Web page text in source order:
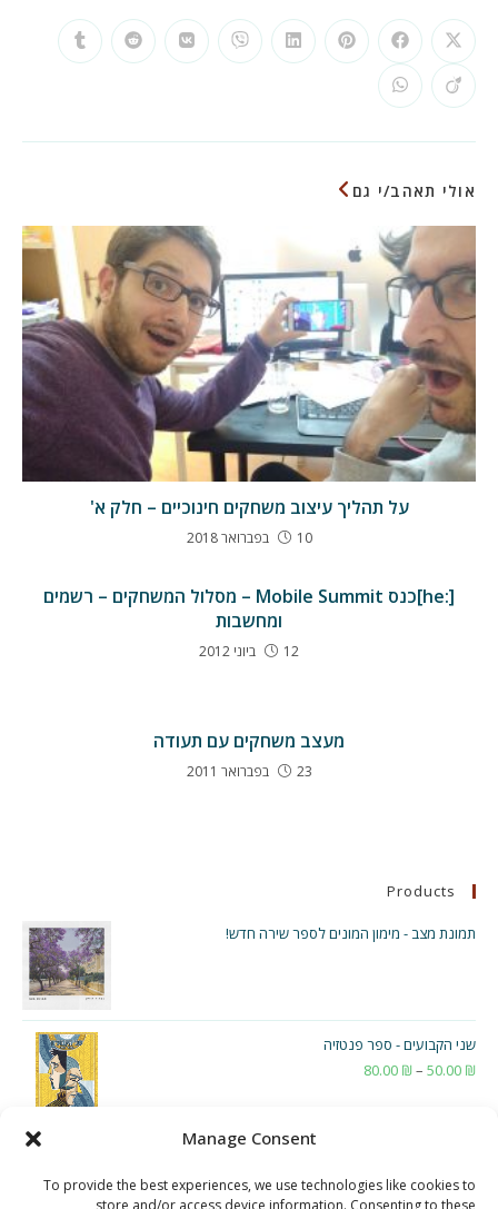
Manage Consent
To provide the best experiences, we use technologies like cookies to
store and/or access device information. Consenting to these
CONTENT
Opens
in
a
new
window
Opens
in
a
new
window
Opens
in
Opens
in
Opens
in
Opens
in
Opens
in
Opens
in
Opens
in
new
Opens
in
new
אולי תאהב/י גם
על תהליך עיצוב משחקים חינוכיים – חלק א'
10 בפברואר 2018
[:he]כנס Mobile Summit – מסלול המשחקים – רשמים
ומחשבות
12 ביוני 2012
מעצב משחקים עם תעודה
23 בפברואר 2011
Products
תמונת מצב - מימון המונים לספר שירה חדש!
שני הקבועים - ספר פנטזיה
50.00 ₪
–
80.00 ₪